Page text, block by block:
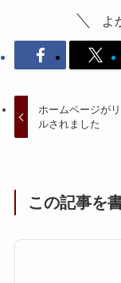
よ
ホームページが
ルされました
この記事を